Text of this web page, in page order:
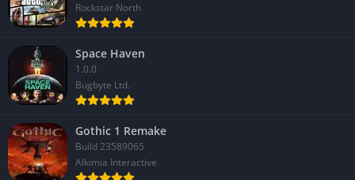
Rockstar North
Space Haven
1.0.0
Bugbyte Ltd.
Gothic 1 Remake
Build 23589065
Alkimia Interactive